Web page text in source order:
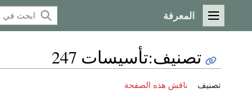
القائمة الرئيسية
المعرفة
تصنيف:تأسيسات 247
تصنيف ناقش هذه الصفحة